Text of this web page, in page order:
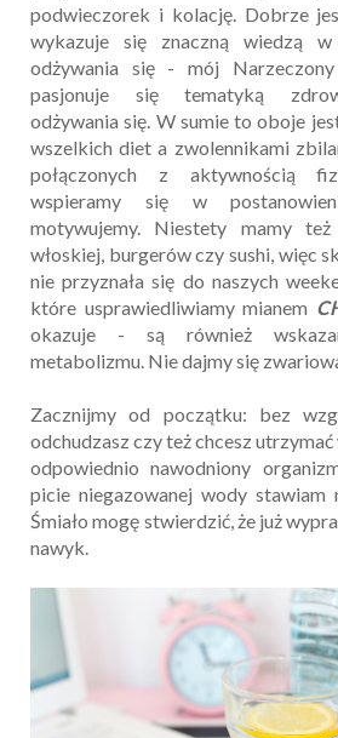
podwieczorek i kolację. Dobrze
wykazuje się znaczną wiedzą
odżywania się - mój
pasjonuje się tematyką
odżywania się. W sumie to oboje
wszelkich diet a zwolennikami
połączonych z aktywnością
wspieramy się w
motywujemy. Niestety mamy
włoskiej, burgerów czy sushi, więc
nie przyznała się do naszych
które usprawiedliwiamy mianem
okazuje - są również
metabolizmu. Nie dajmy się
Zacznijmy od początku: bez
odchudzasz czy też chcesz
odpowiednio nawodniony
picie niegazowanej wody stawiam
Śmiało mogę stwierdzić, że już
nawyk.